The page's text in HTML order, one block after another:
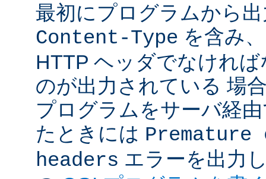
最初にプログラムから
Content-Type を含み
HTTP ヘッダでなけれ
のが出力されている 場
プログラムをサーバ経
たときには
headers エラーを出力